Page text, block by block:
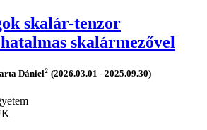
skalár-tenzor
skalármezővel
Dániel2
2 (2026.03.01 - 2025.09.30)